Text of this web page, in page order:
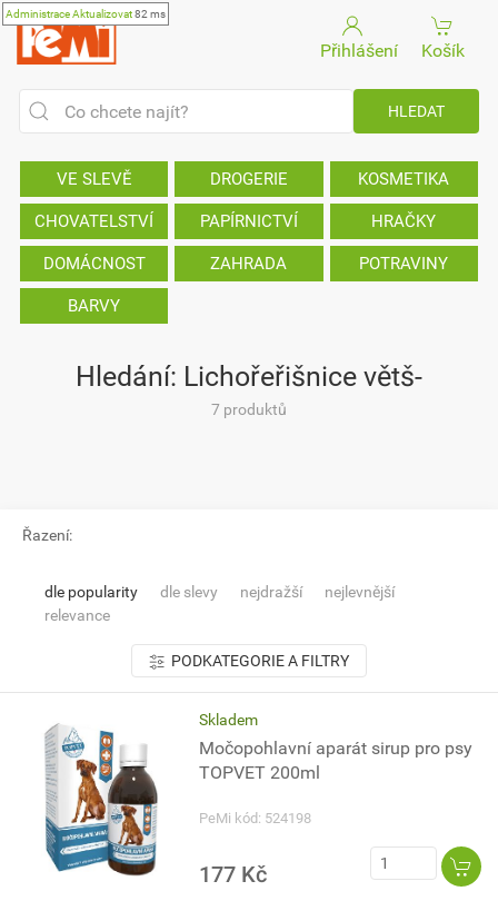
AdministraceAktualizovat82 ms
Přihlášení Košík
VE SLEVĚ DROGERIE KOSMETIKA
CHOVATELSTVÍ PAPÍRNICTVÍ HRAČKY
DOMÁCNOST ZAHRADA POTRAVINY
BARVY
Hledání: Lichořeřišnice větš-
7 produktů
Řazení:
dle popularity dle slevy nejdražší
nejlevnější
relevance
PODKATEGORIE A FILTRY
Skladem
Močopohlavní aparát sirup pro psy
TOPVET 200ml
PeMi kód: 524198
177 Kč